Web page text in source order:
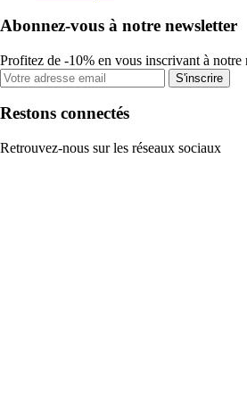
Abonnez-vous à notre newsletter
Profitez de -10% en vous inscrivant à notre
S'inscrire
Restons connectés
Retrouvez-nous sur les réseaux sociaux